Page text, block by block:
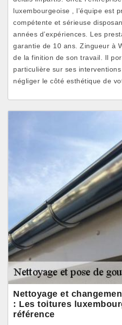
luxembourgeoise , l’équipe est
compétente et sérieuse
années d’expériences. Les
garantie de 10 ans. Zingueur à
de la finition de son travail. Il
particulière sur ses
négliger le côté esthétique de
Nettoyage et
: Les toitures
référence